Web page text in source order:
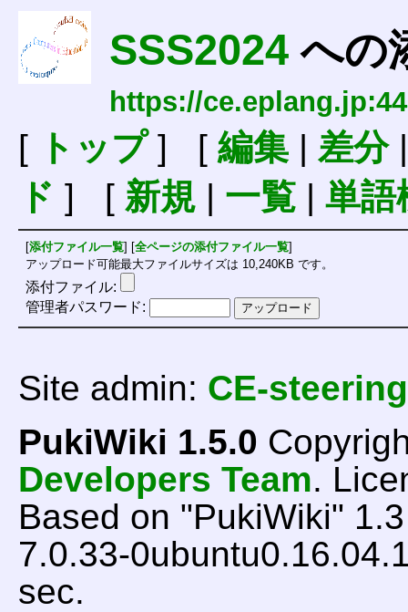
SSS2024への
https://
[ トップ] [ 編集| 差分
ド ] [ 新規| 一覧| 単語
[添付ファイル一覧] [全ページの添付ファイル一覧]
アップロード可能最大ファイルサイズは 10,240KB です。
添付ファイル:
管理者パスワード:
Site admin: CE-steering
PukiWiki 1.5.0
Developers Team.
Based on "PukiWiki"
7.0.33-
sec.